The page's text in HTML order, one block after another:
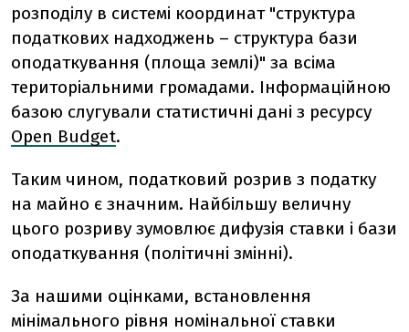
розподілу в системі координат "структура
податкових надходжень – структура бази
оподаткування (площа землі)" за всіма
територіальними громадами. Інформаційною
базою слугували статистичні дані з ресурсу
Open Budget.
Таким чином, податковий розрив з податку
на майно є значним. Найбільшу величну
цього розриву зумовлює дифузія ставки і бази
оподаткування (політичні змінні).
За нашими оцінками, встановлення
мінімального рівня номінальної ставки